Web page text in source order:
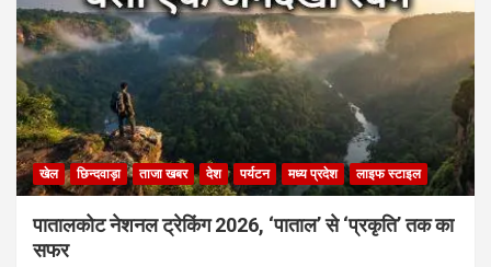
खेल छिन्दवाड़ा ताजा खबर देश पर्यटन मध्य प्रदेश लाइफ स्टाइल
पातालकोट नेशनल ट्रेकिंग 2026, ‘पाताल’ से ‘प्रकृति’ तक का
सफर